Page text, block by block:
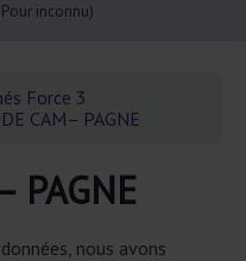
inconnu)
Force 3
CAM– PAGNE
PAGNE
nous avons